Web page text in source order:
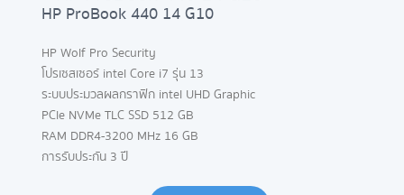
HP ProBook 440 14 G10
HP Wolf Pro Security
โปรเซสเซอร์ intel Core i7 รุ่น 13
ระบบประมวลผลกราฟิก intel UHD Graphic
PCle NVMe TLC SSD 512 GB
RAM DDR4-3200 MHz 16 GB
การรับประกัน 3 ปี